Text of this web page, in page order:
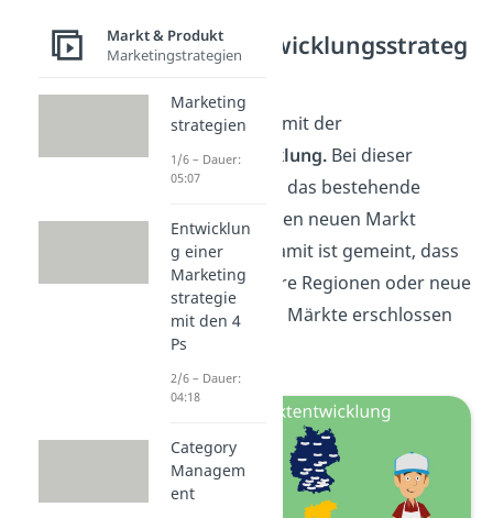
Marktentwicklungsstrateg
ie
Weiter geht’s mit der
Marktentwicklung.Bei dieser
Strategie wird das bestehende
Produkt in einen neuen Markt
eingeführt. Damit ist gemeint, dass
national andere Regionen oder neue
internationale Märkte erschlossen
werden.
Markt & Produkt
Marketingstrategien
Marketing
strategien
1/6 – Dauer:
05:07
Entwicklun
g einer
Marketing
strategie
mit den 4
Ps
2/6 – Dauer:
04:18
Category
Managem
ent